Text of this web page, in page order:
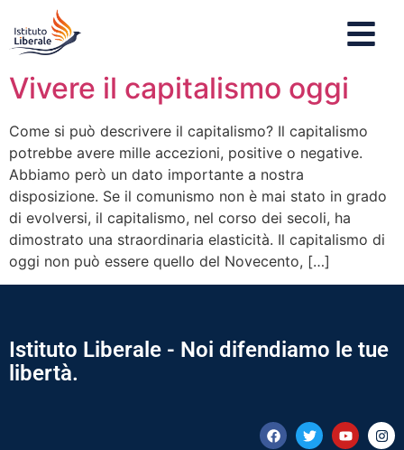
Vivere il capitalismo oggi
Come si può descrivere il capitalismo? Il capitalismo
potrebbe avere mille accezioni, positive o negative.
Abbiamo però un dato importante a nostra
disposizione. Se il comunismo non è mai stato in grado
di evolversi, il capitalismo, nel corso dei secoli, ha
dimostrato una straordinaria elasticità. Il capitalismo di
oggi non può essere quello del Novecento, […]
Istituto Liberale - Noi difendiamo le tue
libertà.